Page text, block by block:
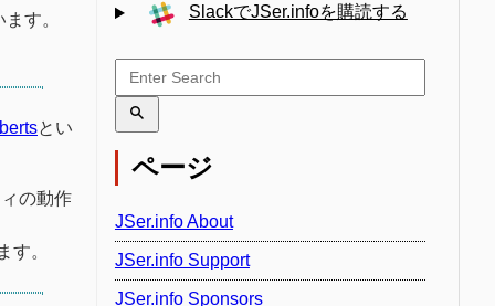
す。
とい
の動作
す。
SlackでJSer.infoを購読する
ページ
JSer.info About
JSer.info Support
JSer.info Sponsors